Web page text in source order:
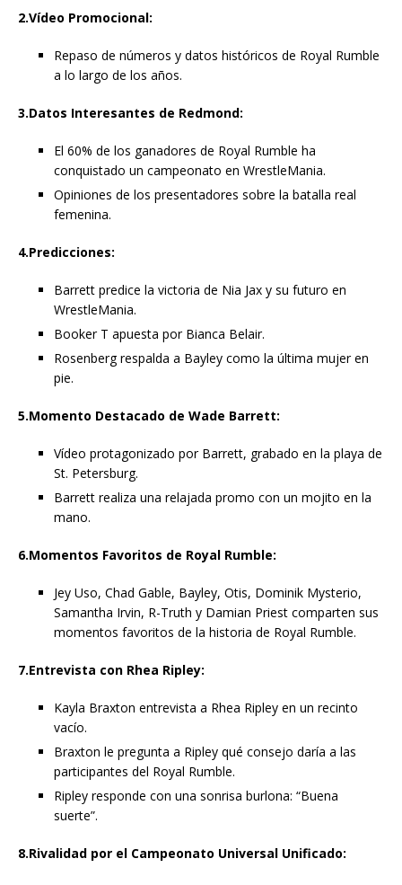
2.Vídeo Promocional:
Repaso de números y datos históricos de Royal Rumble
a lo largo de los años.
3.Datos Interesantes de Redmond:
El 60% de los ganadores de Royal Rumble ha
conquistado un campeonato en WrestleMania.
Opiniones de los presentadores sobre la batalla real
femenina.
4.Predicciones:
Barrett predice la victoria de Nia Jax y su futuro en
WrestleMania.
Booker T apuesta por Bianca Belair.
Rosenberg respalda a Bayley como la última mujer en
pie.
5.Momento Destacado de Wade Barrett:
Vídeo protagonizado por Barrett, grabado en la playa de
St. Petersburg.
Barrett realiza una relajada promo con un mojito en la
mano.
6.Momentos Favoritos de Royal Rumble:
Jey Uso, Chad Gable, Bayley, Otis, Dominik Mysterio,
Samantha Irvin, R-Truth y Damian Priest comparten sus
momentos favoritos de la historia de Royal Rumble.
7.Entrevista con Rhea Ripley:
Kayla Braxton entrevista a Rhea Ripley en un recinto
vacío.
Braxton le pregunta a Ripley qué consejo daría a las
participantes del Royal Rumble.
Ripley responde con una sonrisa burlona: “Buena
suerte”.
8.Rivalidad por el Campeonato Universal Unificado: